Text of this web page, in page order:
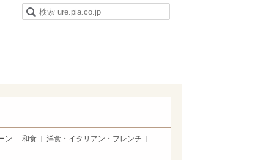
ン 和食 洋食・イタリアン・フレンチ